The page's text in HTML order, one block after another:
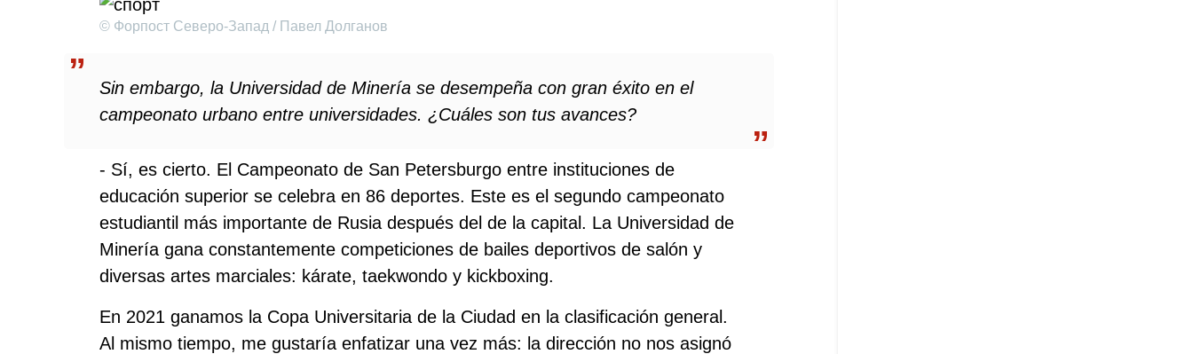
© Форпост Северо-Запад / Павел Долганов
Sin embargo, la Universidad de Minería se desempeña con gran éxito en el
campeonato urbano entre universidades. ¿Cuáles son tus avances?
- Sí, es cierto. El Campeonato de San Petersburgo entre instituciones de
educación superior se celebra en 86 deportes. Este es el segundo campeonato
estudiantil más importante de Rusia después del de la capital. La Universidad de
Minería gana constantemente competiciones de bailes deportivos de salón y
diversas artes marciales: kárate, taekwondo y kickboxing.
En 2021 ganamos la Copa Universitaria de la Ciudad en la clasificación general.
Al mismo tiempo, me gustaría enfatizar una vez más: la dirección no nos asignó